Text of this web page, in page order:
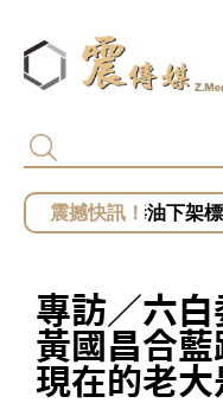
至剛、許輔為毒油下架
專訪／
專訪／六
黃國昌合藍
現在的老大